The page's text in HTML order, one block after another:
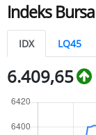
Indeks Bursa
IDX LQ45
6.409,65